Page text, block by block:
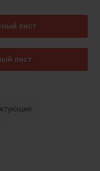
лист
лист